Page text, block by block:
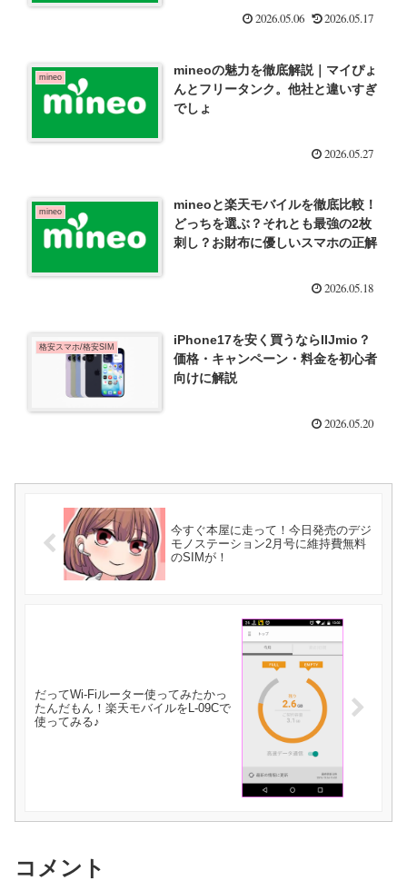
2026.05.06 2026.05.17
mineo
mineoの魅力を徹底解説｜マイぴょ
んとフリータンク。他社と違いすぎ
でしょ
2026.05.27
mineo
mineoと楽天モバイルを徹底比較！
どっちを選ぶ？それとも最強の2枚
刺し？お財布に優しいスマホの正解
2026.05.18
格安スマホ/格安SIM
iPhone17を安く買うならIIJmio？
価格・キャンペーン・料金を初心者
向けに解説
2026.05.20
今すぐ本屋に走って！今日発売のデジ
モノステーション2月号に維持費無料
のSIMが！
だってWi-Fiルーター使ってみたかっ
たんだもん！楽天モバイルをL-09Cで
使ってみる♪
コメント